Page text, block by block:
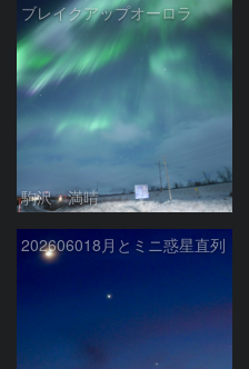
ブレイクアップオーロラ
駒沢 満晴
202606018月とミニ惑星直列